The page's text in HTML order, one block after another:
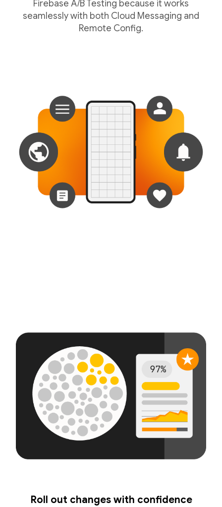
Firebase A/B Testing because it works
seamlessly with both Cloud Messaging and
Remote Config.
Roll out changes with confidence